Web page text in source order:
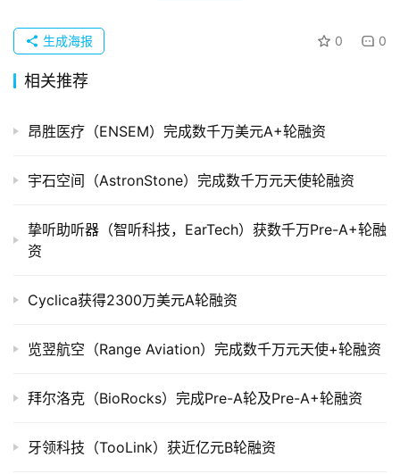
布
并
重
司
上
投
数
业
登录
0 0
生成海报
相关推荐
昂胜医疗（ENSEM）完成数千万美元A+轮融资
宇石空间（AstronStone）完成数千万元天使轮融资
挚听助听器（智听科技，EarTech）获数千万Pre-A+轮融
资
Cyclica获得2300万美元A轮融资
览翌航空（Range Aviation）完成数千万元天使+轮融资
拜尔洛克（BioRocks）完成Pre-A轮及Pre-A+轮融资
牙领科技（TooLink）获近亿元B轮融资